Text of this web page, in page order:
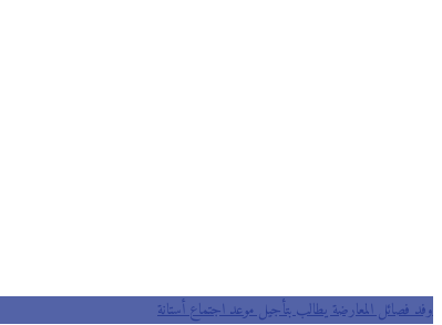
وفد فصائل المعارضة يطالب بتأجيل موعد اجتماع أستانة